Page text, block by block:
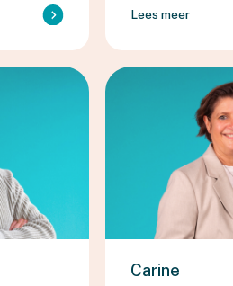
Lees meer
Carine